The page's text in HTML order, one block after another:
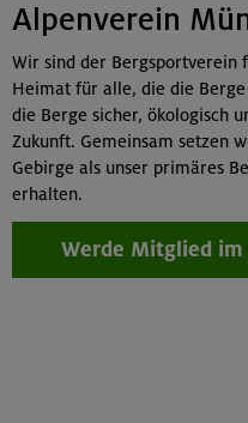
Alpenverein
Wir sind der Bergsportverein
Heimat für alle, die die
die Berge sicher, ökologisch
Zukunft. Gemeinsam setzen
Gebirge als unser primäres
erhalten.
Werde Mitglied im